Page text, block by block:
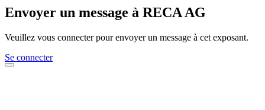
Envoyer un message à RECA AG
Veuillez vous connecter pour envoyer un message à cet exposant.
Se connecter